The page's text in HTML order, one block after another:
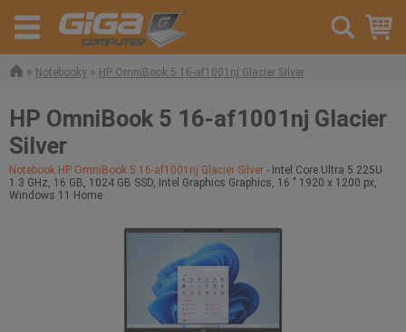
» Notebooky » HP OmniBook 5 16-af1001nj Glacier Silver
HP OmniBook 5 16-af1001nj Glacier
Silver
Notebook HP OmniBook 5 16-af1001nj Glacier Silver - Intel Core Ultra 5 225U
1.3 GHz, 16 GB, 1024 GB SSD, Intel Graphics Graphics, 16 " 1920 x 1200 px,
Windows 11 Home